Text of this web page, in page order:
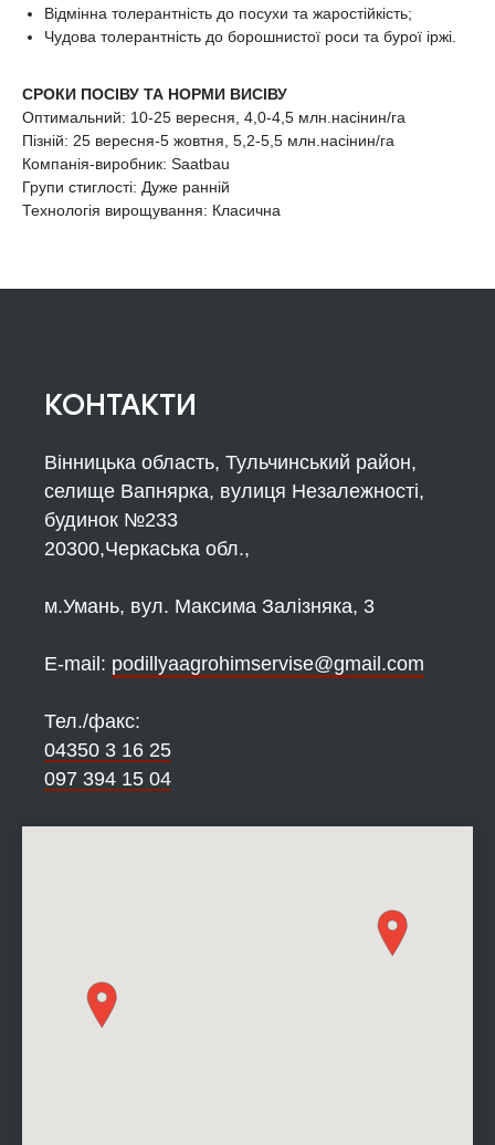
Відмінна толерантність до посухи та жаростійкість;
Чудова толерантність до борошнистої роси та бурої іржі.
СРОКИ ПОСІВУ ТА НОРМИ ВИСІВУ
Оптимальний: 10-25 вересня, 4,0-4,5 млн.насінин/га
Пізній: 25 вересня-5 жовтня, 5,2-5,5 млн.насінин/га
Компанія-виробник: Saatbau
Групи стиглості: Дуже ранній
Технологія вирощування: Класична
КОНТАКТИ
Вінницька область, Тульчинський район,
селище Вапнярка, вулиця Незалежності,
будинок №233
20300,Черкаська обл.,
м.Умань, вул. Максима Залізняка, 3
Е-mail: podillyaagrohimservise@gmail.com
Тел./факс:
04350 3 16 25
097 394 15 04